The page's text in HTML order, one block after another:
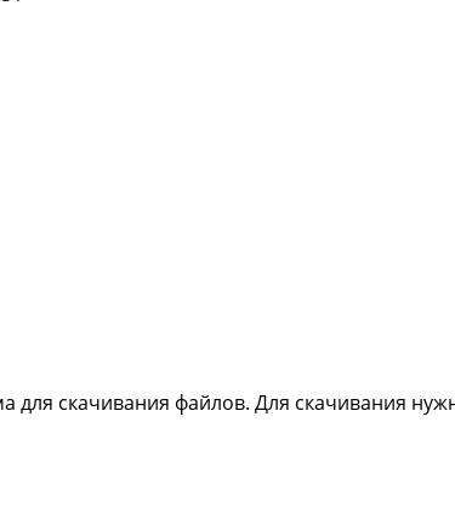
для скачивания файлов. Для скачивания